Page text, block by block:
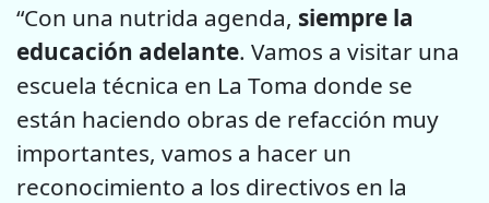
“Con una nutrida agenda, siempre la
educación adelante. Vamos a visitar una
escuela técnica en La Toma donde se
están haciendo obras de refacción muy
importantes, vamos a hacer un
reconocimiento a los directivos en la